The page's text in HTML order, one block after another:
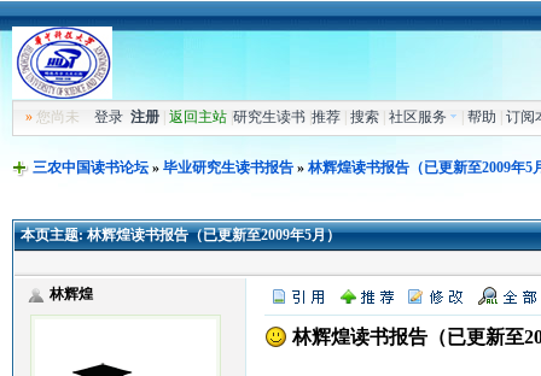
»您尚未 登录 注册| 返回主站| 研究生读书| 推荐| 搜索| 社区服务 帮助 订阅
三农中国读书论坛» 毕业研究生读书报告» 林辉煌读书报告（已更新至2009年5
本页主题:林辉煌读书报告（已更新至2009年5月）
林辉煌
林辉煌读书报告（已更新至